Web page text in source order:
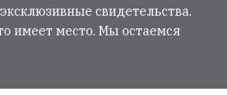
свидетельства.
имеет место. Мы остаемся